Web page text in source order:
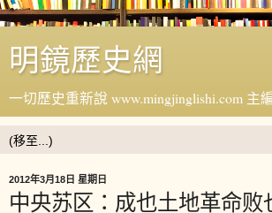
明鏡歷史網
一切歷史重新說 www.mingjinglishi.com 主
2012年3月18日 星期日
中央苏区：成也土地革命败